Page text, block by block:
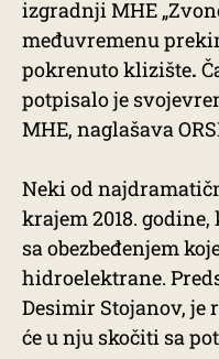
izgradnji MHE
međuvremenu
pokrenuto klizište.
potpisalo je
MHE, naglašava
Neki od
krajem 2018.
sa obezbeđenjem
hidroelektrane.
Desimir Stojanov, je
će u nju skočiti sa